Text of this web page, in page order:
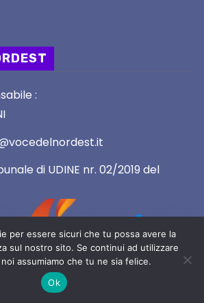
:
di UDINE nr. 02/2019 del
per essere sicuri che tu possa avere la
sul nostro sito. Se continui ad utilizzare
assumiamo che tu ne sia felice.
Ok